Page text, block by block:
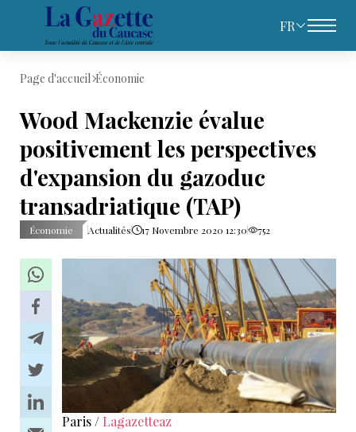
FR
Page d'accueil Économie
Wood Mackenzie évalue
positivement les perspectives
d'expansion du gazoduc
transadriatique (TAP)
Économie Actualités 17 Novembre 2020 12:30 752
Paris / Lagazetteaz